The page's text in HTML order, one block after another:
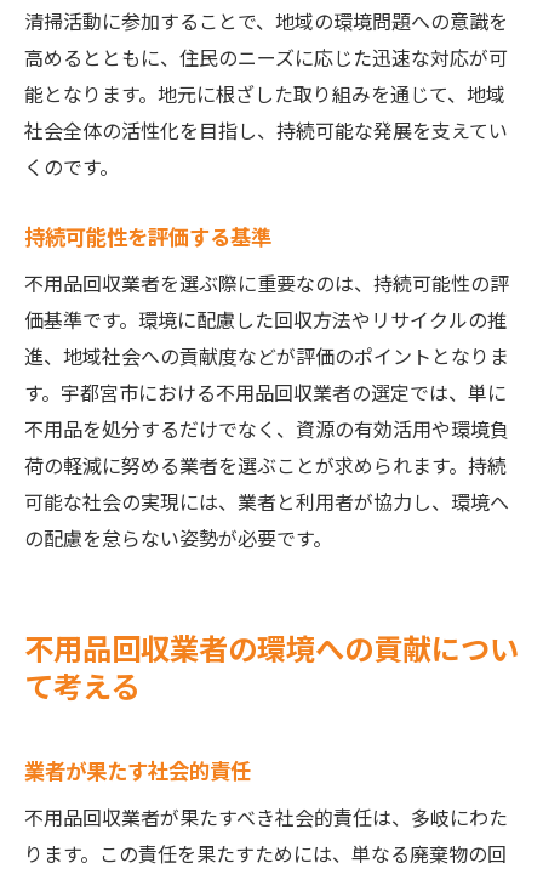
清掃活動に参加することで、地域の環境問題への意識を
高めるとともに、住民のニーズに応じた迅速な対応が可
能となります。地元に根ざした取り組みを通じて、地域
社会全体の活性化を目指し、持続可能な発展を支えてい
くのです。
持続可能性を評価する基準
不用品回収業者を選ぶ際に重要なのは、持続可能性の評
価基準です。環境に配慮した回収方法やリサイクルの推
進、地域社会への貢献度などが評価のポイントとなりま
す。宇都宮市における不用品回収業者の選定では、単に
不用品を処分するだけでなく、資源の有効活用や環境負
荷の軽減に努める業者を選ぶことが求められます。持続
可能な社会の実現には、業者と利用者が協力し、環境へ
の配慮を怠らない姿勢が必要です。
不用品回収業者の環境への貢献につい
て考える
業者が果たす社会的責任
不用品回収業者が果たすべき社会的責任は、多岐にわた
ります。この責任を果たすためには、単なる廃棄物の回